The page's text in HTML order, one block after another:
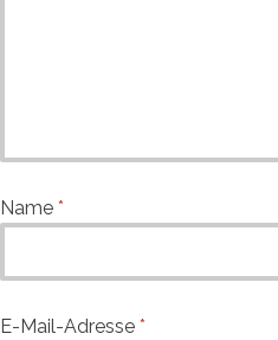
Name *
E-Mail-Adresse *